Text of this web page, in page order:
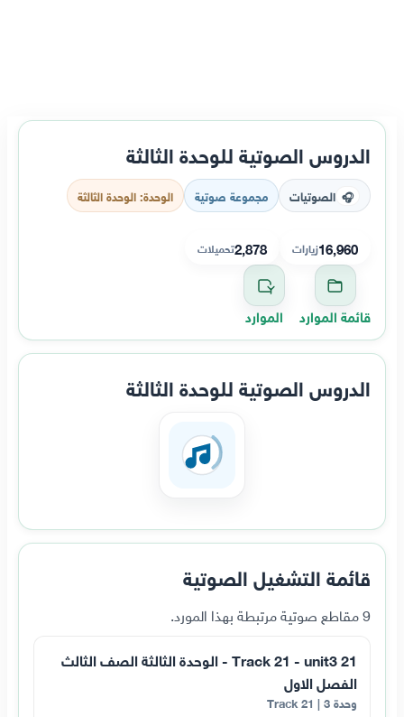
الدروس الصوتية للوحدة الثالثة
🎧 الصوتيات مجموعة صوتية الوحدة: الوحدة الثالثة
16,960زيارات 2,878تحميلات
قائمة الموارد الموارد
الدروس الصوتية للوحدة الثالثة
قائمة التشغيل الصوتية
9 مقاطع صوتية مرتبطة بهذا المورد.
21 Track 21 - unit3 - الوحدة الثالثة الصف الثالث
الفصل الاول
وحدة 3 | Track 21